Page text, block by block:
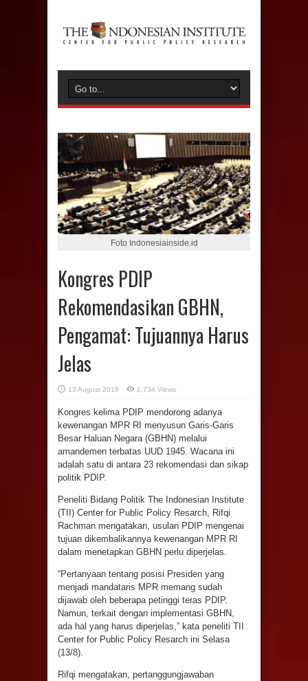
Foto Indonesiainside.id
Kongres PDIP
Rekomendasikan GBHN,
Pengamat: Tujuannya Harus
Jelas
13 August 2019 1,734 Views
Kongres kelima PDIP mendorong adanya
kewenangan MPR RI menyusun Garis-Garis
Besar Haluan Negara (GBHN) melalui
amandemen terbatas UUD 1945. Wacana ini
adalah satu di antara 23 rekomendasi dan sikap
politik PDIP.
Peneliti Bidang Politik The Indonesian Institute
(TII) Center for Public Policy Resarch, Rifqi
Rachman mengatakan, usulan PDIP mengenai
tujuan dikembalikannya kewenangan MPR RI
dalam menetapkan GBHN perlu diperjelas.
“Pertanyaan tentang posisi Presiden yang
menjadi mandataris MPR memang sudah
dijawab oleh beberapa petinggi teras PDIP.
Namun, terkait dengan implementasi GBHN,
ada hal yang harus diperjelas,” kata peneliti TII
Center for Public Policy Resarch ini Selasa
(13/8).
Rifqi mengatakan, pertanggungjawaban